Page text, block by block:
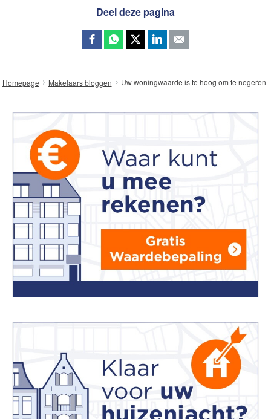
Deel deze pagina
Homepage Makelaars bloggen Uw woningwaarde is te hoog om te negeren